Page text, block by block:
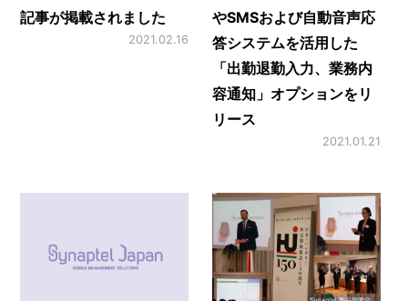
記事が掲載されました
2021.02.16
やSMSおよび自動音声応
答システムを活用した
「出勤退勤入力、業務内
容通知」オプションをリ
リース
2021.01.21